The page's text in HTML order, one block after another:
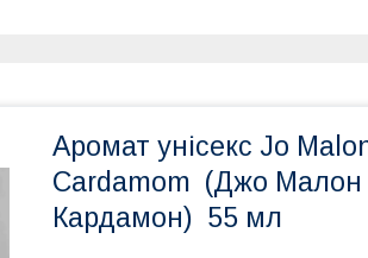
Аромат унісекс Jo
Cardamom (Джо Малон
Кардамон) 55 мл